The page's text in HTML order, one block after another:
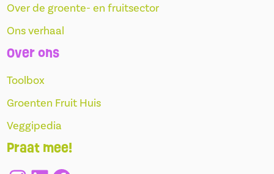
Over de groente- en fruitsector
Ons verhaal
Over ons
Toolbox
Groenten Fruit Huis
Veggipedia
Praat mee!